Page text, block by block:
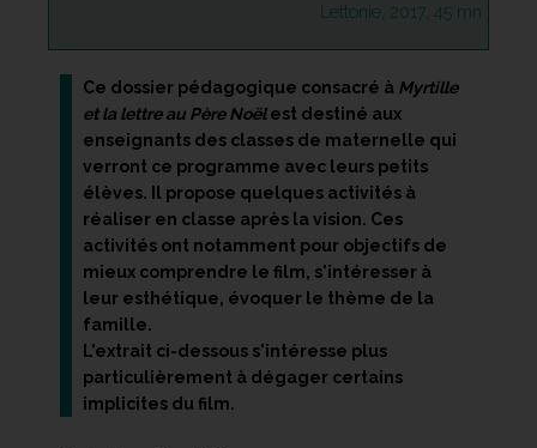
Lettonie, 2017, 45 mn
Ce dossier pédagogique consacré à Myrtille
et la lettre au Père Noëlest destiné aux
enseignants des classes de maternelle qui
verront ce programme avec leurs petits
élèves. Il propose quelques activités à
réaliser en classe après la vision. Ces
activités ont notamment pour objectifs de
mieux comprendre le film, s'intéresser à
leur esthétique, évoquer le thème de la
famille.
L'extrait ci-dessous s'intéresse plus
particulièrement à dégager certains
implicites du film.